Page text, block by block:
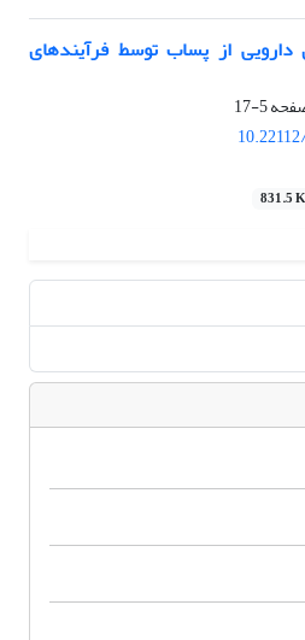
از پساب توسط فرآیندهای
5-17
831.5 K